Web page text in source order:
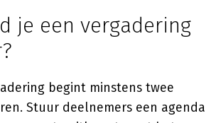
je een vergadering
begint minstens twee
Stuur deelnemers een agenda